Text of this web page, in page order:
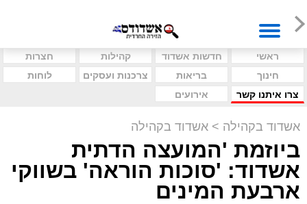
ראשי חדשות אשדוד קהילות
חצרות
חינוך
בריאות צרכנות ועסקים
לוחות
צרו איתנו קשר
אירועים
אשדוד בקהילה > אשדוד בקהילה
ביוזמת 'המועצה הדתית
אשדוד: 'סוכות הוראה' בשווקי
ארבעת המינים